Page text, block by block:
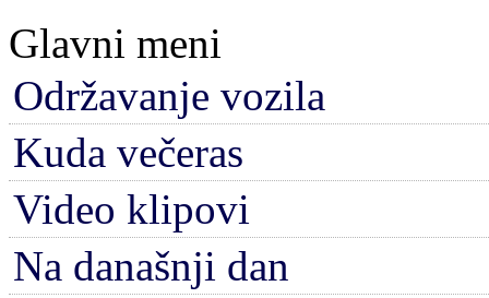
Glavni meni
Održavanje vozila
Kuda večeras
Video klipovi
Na današnji dan